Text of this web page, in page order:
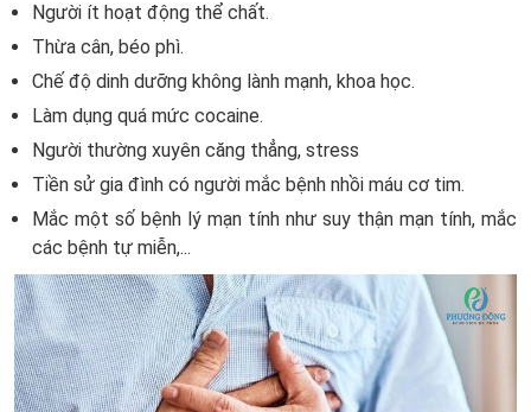
Người ít hoạt động thể chất.
Thừa cân, béo phì.
Chế độ dinh dưỡng không lành mạnh, khoa học.
Làm dụng quá mức cocaine.
Người thường xuyên căng thẳng, stress
Tiền sử gia đình có người mắc bệnh nhồi máu cơ tim.
Mắc một số bệnh lý mạn tính như suy thận mạn tính, mắc
các bệnh tự miễn,...